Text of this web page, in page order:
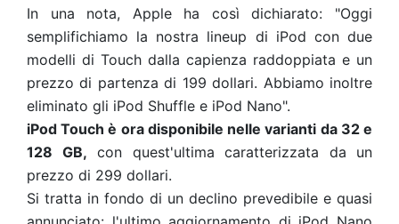
In una nota, Apple ha così dichiarato: "Oggi
semplifichiamo la nostra lineup di iPod con due
modelli di Touch dalla capienza raddoppiata e un
prezzo di partenza di 199 dollari. Abbiamo inoltre
eliminato gli iPod Shuffle e iPod Nano".
iPod Touch è ora disponibile nelle varianti da 32 e
128 GB, con quest'ultima caratterizzata da un
prezzo di 299 dollari.
Si tratta in fondo di un declino prevedibile e quasi